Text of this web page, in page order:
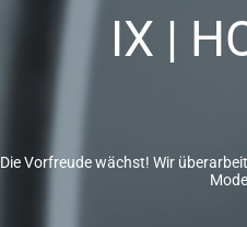
IX |
Die Vorfreude wächst! Wir